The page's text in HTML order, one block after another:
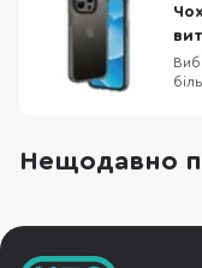
Нещодавно